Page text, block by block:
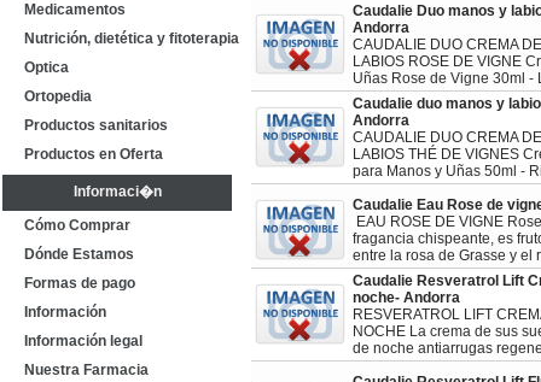
Medicamentos
Nutrición, dietética y fitoterapia
Optica
Ortopedia
Productos sanitarios
Productos en Oferta
Informaci�n
Cómo Comprar
Dónde Estamos
Formas de pago
Información
Información legal
Nuestra Farmacia
Caudalie Duo manos y
Andorra
CAUDALIE DUO CREMA
LABIOS ROSE DE VIGNE
Uñas Rose de Vigne 30ml
Caudalie duo manos y
Andorra
CAUDALIE DUO CREMA
LABIOS THÉ DE VIGNES
para Manos y Uñas 50ml -
Caudalie Eau Rose de
EAU ROSE DE VIGNE
fragancia chispeante, es
entre la rosa de Grasse y
Caudalie Resveratrol Lift
noche- Andorra
RESVERATROL LIFT
NOCHE La crema de sus
de noche antiarrugas